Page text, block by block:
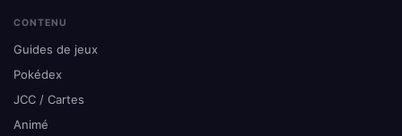
CONTENU
Guides de jeux
Pokédex
JCC / Cartes
Animé